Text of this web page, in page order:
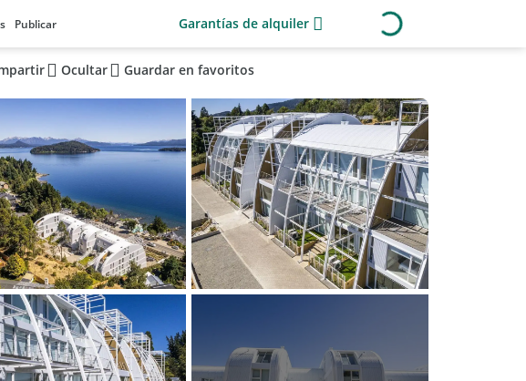
Publicar Garantías de alquiler
Ocultar Guardar en favoritos